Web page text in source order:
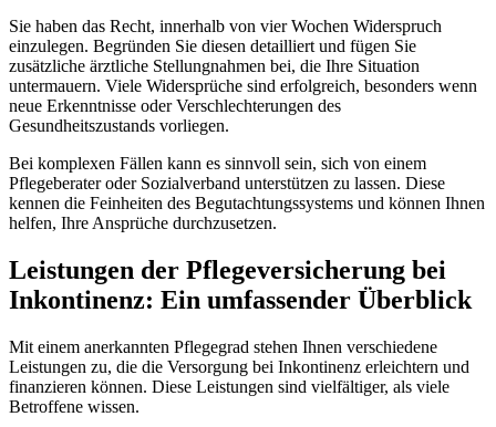
Sie haben das Recht, innerhalb von vier Wochen Widerspruch
einzulegen. Begründen Sie diesen detailliert und fügen Sie
zusätzliche ärztliche Stellungnahmen bei, die Ihre Situation
untermauern. Viele Widersprüche sind erfolgreich, besonders wenn
neue Erkenntnisse oder Verschlechterungen des
Gesundheitszustands vorliegen.
Bei komplexen Fällen kann es sinnvoll sein, sich von einem
Pflegeberater oder Sozialverband unterstützen zu lassen. Diese
kennen die Feinheiten des Begutachtungssystems und können Ihnen
helfen, Ihre Ansprüche durchzusetzen.
Leistungen der Pflegeversicherung bei
Inkontinenz: Ein umfassender Überblick
Mit einem anerkannten Pflegegrad stehen Ihnen verschiedene
Leistungen zu, die die Versorgung bei Inkontinenz erleichtern und
finanzieren können. Diese Leistungen sind vielfältiger, als viele
Betroffene wissen.